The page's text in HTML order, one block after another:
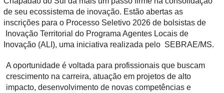
de seu ecossistema de inovação. Estão abertas as
inscrições para o Processo Seletivo 2026 de bolsistas de
Inovação Territorial do Programa Agentes Locais de
Inovação (ALI), uma iniciativa realizada pelo SEBRAE/MS.
A oportunidade é voltada para profissionais que buscam
crescimento na carreira, atuação em projetos de alto
impacto, desenvolvimento de novas competências e